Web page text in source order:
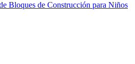
Bloques de Construcción para Niños